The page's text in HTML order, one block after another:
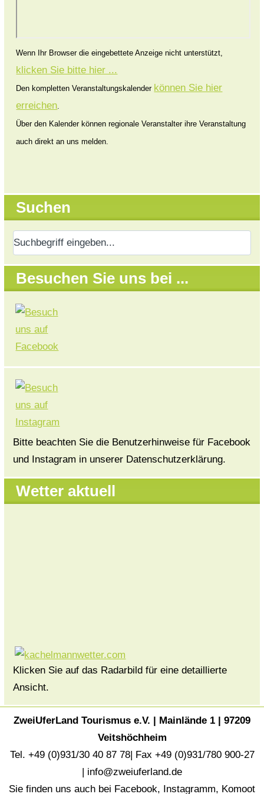
Wenn Ihr Browser die eingebettete Anzeige nicht unterstützt,
klicken Sie bitte hier ...
Den kompletten Veranstaltungskalender können Sie hier
erreichen.
Über den Kalender können regionale Veranstalter ihre Veranstaltung
auch direkt an uns melden.
Suchen
Besuchen Sie uns bei ...
Bitte beachten Sie die Benutzerhinweise für Facebook
und Instagram in unserer Datenschutzerklärung.
Wetter aktuell
Klicken Sie auf das Radarbild für eine detaillierte
Ansicht.
ZweiUferLand Tourismus e.V. | Mainlände 1 | 97209
Veitshöchheim
Tel. +49 (0)931/30 40 87 78| Fax +49 (0)931/780 900-27
info@zweiuferland.de
Sie finden uns auch bei Facebook, Instagramm, Komoot